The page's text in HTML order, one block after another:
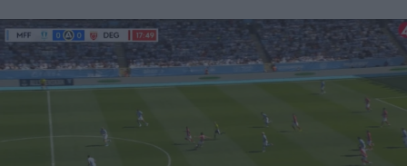
με τις χελώνες
10.08.2026